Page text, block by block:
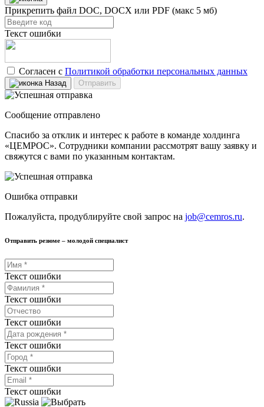
Прикрепить файл DOC, DOCX или PDF (макс 5 мб)
Текст ошибки
Согласен с Политикой обработки персональных данных
Назад Отправить
Сообщение отправлено
Спасибо за отклик и интерес к работе в команде холдинга
«ЦЕМРОС». Сотрудники компании рассмотрят вашу заявку и
свяжутся с вами по указанным контактам.
Ошибка отправки
Пожалуйста, продублируйте свой запрос на job@cemros.ru.
Отправить резюме – молодой специалист
Текст ошибки
Текст ошибки
Текст ошибки
Текст ошибки
Текст ошибки
Текст ошибки